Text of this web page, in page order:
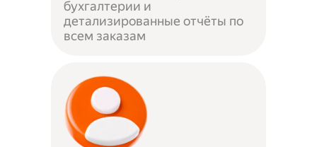
бухгалтерии и
детализированные отчёты по
всем заказам